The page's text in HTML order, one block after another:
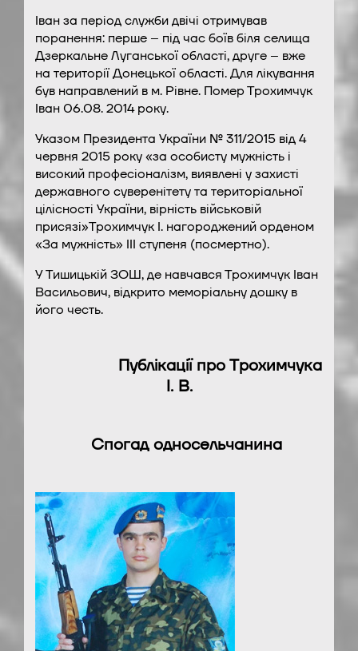
Іван за період служби двічі отримував
поранення: перше – під час боїв біля селища
Дзеркальне Луганської області, друге – вже
на території Донецької області. Для лікування
був направлений в м. Рівне. Помер Трохимчук
Іван 06.08. 2014 року.
Указом Президента України № 311/2015 від 4
червня 2015 року «за особисту мужність і
високий професіоналізм, виявлені у захисті
державного суверенітету та територіальної
цілісності України, вірність військовій
присязі»Трохимчук І. нагороджений орденом
«За мужність» III ступеня (посмертно).
У Тишицькій ЗОШ, де навчався Трохимчук Іван
Васильович, відкрито меморіальну дошку в
його честь.
Публікації про Трохимчука
І. В.
Спогад односельчанина